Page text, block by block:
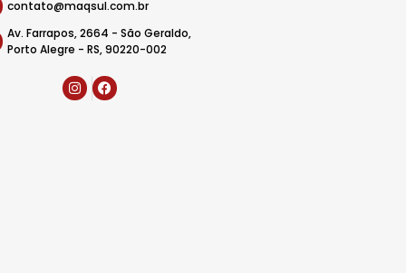
contato@maqsul.com.br
Av. Farrapos, 2664 - São Geraldo,
Porto Alegre - RS, 90220-002